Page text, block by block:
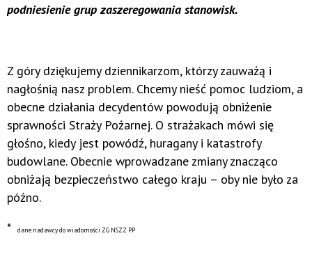
podniesienie grup zaszeregowania stanowisk.
Z góry dziękujemy dziennikarzom, którzy zauważą i
nagłośnią nasz problem. Chcemy nieść pomoc ludziom, a
obecne działania decydentów powodują obniżenie
sprawności Straży Pożarnej. O strażakach mówi się
głośno, kiedy jest powódź, huragany i katastrofy
budowlane. Obecnie wprowadzane zmiany znacząco
obniżają bezpieczeństwo całego kraju – oby nie było za
późno.
*
dane nadawcy do wiadomości ZG NSZZ PP